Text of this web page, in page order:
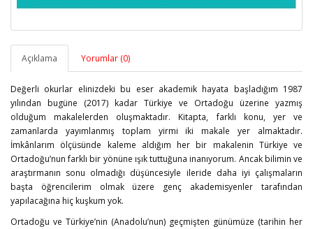
Açıklama Yorumlar (0)
Değerli okurlar elinizdeki bu eser akademik hayata başladığım 1987
yılından bugüne (2017) kadar Türkiye ve Ortadoğu üzerine yazmış
olduğum makalelerden oluşmaktadır. Kitapta, farklı konu, yer ve
zamanlarda yayımlanmış toplam yirmi iki makale yer almaktadır.
İmkânlarım ölçüsünde kaleme aldığım her bir makalenin Türkiye ve
Ortadoğu’nun farklı bir yönüne ışık tuttuğuna inanıyorum. Ancak bilimin ve
araştırmanın sonu olmadığı düşüncesiyle ileride daha iyi çalışmaların
başta öğrencilerim olmak üzere genç akademisyenler tarafından
yapılacağına hiç kuşkum yok.
Ortadoğu ve Türkiye’nin (Anadolu’nun) geçmişten günümüze (tarihin her